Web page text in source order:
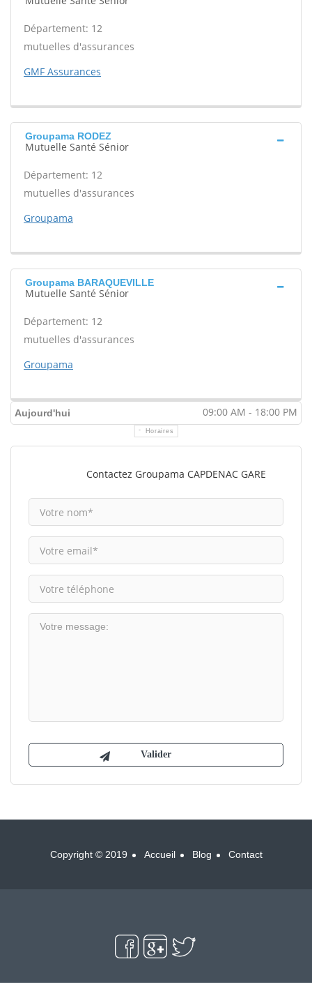
Département: 12
mutuelles d'assurances
GMF Assurances
Groupama RODEZ
Mutuelle Santé Sénior
Département: 12
mutuelles d'assurances
Groupama
Groupama BARAQUEVILLE
Mutuelle Santé Sénior
Département: 12
mutuelles d'assurances
Groupama
Aujourd'hui 09:00 AM - 18:00 PM
Horaires
Contactez Groupama CAPDENAC GARE
Copyright © 2019 Accueil Blog Contact